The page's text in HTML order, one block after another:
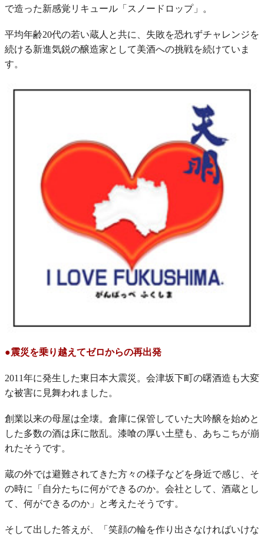
で造った新感覚リキュール「スノードロップ」。
平均年齢20代の若い蔵人と共に、失敗を恐れずチャレンジを
続ける新進気鋭の醸造家として美酒への挑戦を続けていま
す。
●震災を乗り越えてゼロからの再出発
2011年に発生した東日本大震災。会津坂下町の曙酒造も大変
な被害に見舞われました。
創業以来の母屋は全壊。倉庫に保管していた大吟醸を始めと
した多数の酒は床に散乱。漆喰の厚い土壁も、あちこちが崩
れたそうです。
蔵の外では避難されてきた方々の様子などを身近で感じ、そ
の時に「自分たちに何ができるのか。会社として、酒蔵とし
て、何ができるのか」と考えたそうです。
そして出した答えが、「笑顔の輪を作り出さなければいけな